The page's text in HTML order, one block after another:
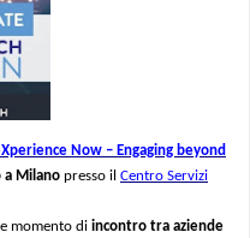
Now – Engaging beyond
a Milano presso il Centro Servizi
momento di incontro tra aziende